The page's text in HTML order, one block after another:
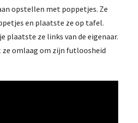
opstellen met poppetjes. Ze
en plaatste ze op tafel.
plaatste ze links van de eigenaar.
omlaag om zijn futloosheid